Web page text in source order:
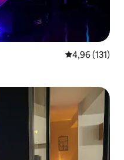
Gemiddelde
4,96 (131)